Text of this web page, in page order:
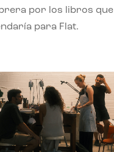
por los libros que
para Flat.